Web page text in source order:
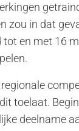
zou in dat
en met 16
toelaat.
deelname